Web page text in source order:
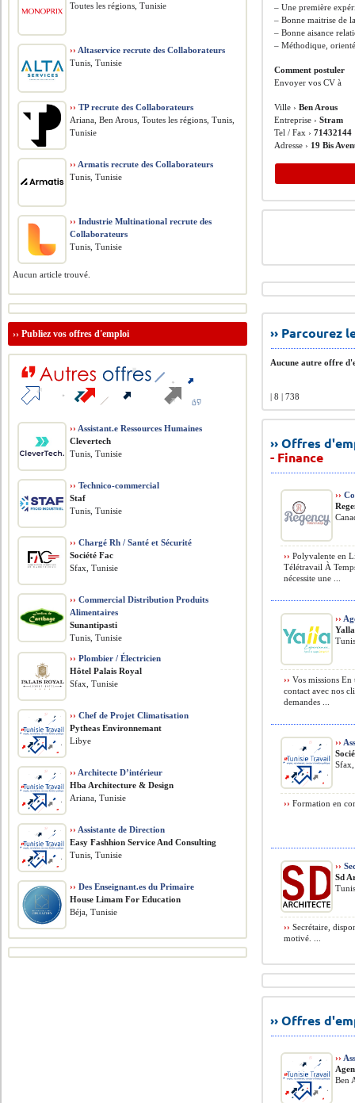
– Une première
– Bonne maitrise de
– Bonne aisance
– Méthodique,
Comment postuler
Envoyer vos CV à
Ville ›Ben Arous
Entreprise ›Stram
Tel / Fax ›71432144
Adresse › 19 Bis
››
Aucune autre offre
| 8 | 738
›› Offres
- Finance
››
›› Polyvalente en
Télétravail À
nécessite une ...
››
›› Vos missions En
contact avec nos
demandes ...
››
›› Formation en
››
Sd
›› Secrétaire,
motivé. ...
›› Offres
››
Ben
Toutes les régions, Tunisie
›› Altaservice recrute des Collaborateurs
Tunis, Tunisie
›› TP recrute des Collaborateurs
Ariana, Ben Arous, Toutes les régions, Tunis,
Tunisie
›› Armatis recrute des Collaborateurs
Tunis, Tunisie
›› Industrie Multinational recrute des
Collaborateurs
Tunis, Tunisie
Aucun article trouvé.
››Publiez vos offres d'emploi
›› Assistant.e Ressources Humaines
Clevertech
Tunis, Tunisie
›› Technico-commercial
Staf
Tunis, Tunisie
›› Chargé Rh / Santé et Sécurité
Société Fac
Sfax, Tunisie
›› Commercial Distribution Produits
Alimentaires
Sunantipasti
Tunis, Tunisie
›› Plombier / Électricien
Hôtel Palais Royal
Sfax, Tunisie
›› Chef de Projet Climatisation
Pytheas Environnemant
Libye
›› Architecte D’intérieur
Hba Architecture & Design
Ariana, Tunisie
›› Assistante de Direction
Easy Fashhion Service And Consulting
Tunis, Tunisie
›› Des Enseignant.es du Primaire
House Limam For Education
Béja, Tunisie